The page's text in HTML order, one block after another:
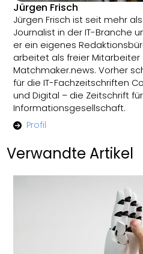
Jürgen Frisch
Jürgen Frisch ist seit mehr
Journalist in der IT-Branche
er ein eigenes
arbeitet als freier Mitarbeiter
Matchmaker.news. Vorher
für die IT-Fachzeitschriften
und Digital – die Zeitschrift
Informationsgesellschaft.
Profil
Verwandte Artikel